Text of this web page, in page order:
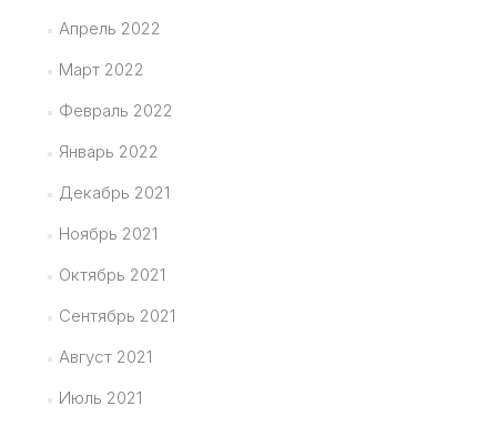
Апрель 2022
Март 2022
Февраль 2022
Январь 2022
Декабрь 2021
Ноябрь 2021
Октябрь 2021
Сентябрь 2021
Август 2021
Июль 2021